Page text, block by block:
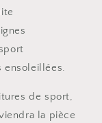
ensoleillées.
de sport,
la pièce